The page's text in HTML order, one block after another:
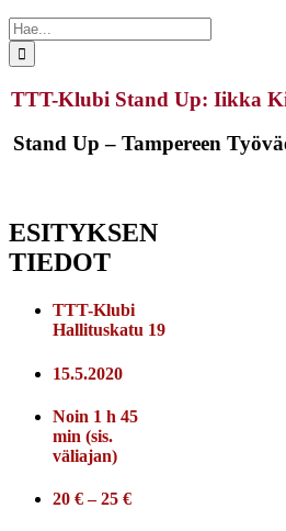
Etsi
...
TTT-Klubi Stand Up: Iikka
Stand Up – Tampereen
ESITYKSEN
TIEDOT
TTT-Klubi
Hallituskatu 19
15.5.2020
Noin 1 h 45
min (sis.
väliajan)
20 € – 25 €